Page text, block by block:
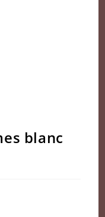
blanc